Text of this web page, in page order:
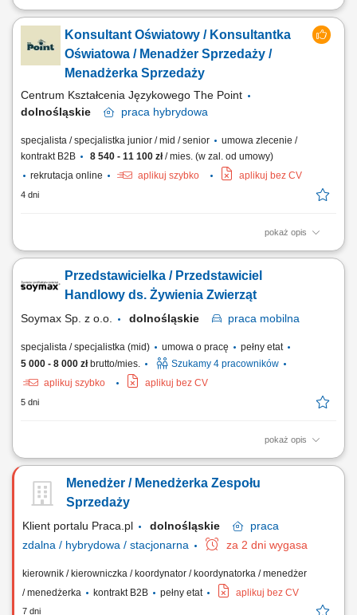
Opis stanowiska: Pozyskiwanie nowych partnerów biznesowych oraz
wielopłaszczyznowa rozbudowa portfela podmiotów z sektora
oświatowo-wychowawczego; Przeprowadzanie bezpośrednich spotkań
handlowych i prezentacja asortymentu wyposażenia, sprzętu
multimedialnego oraz materiałów wspierających...
Konsultant Oświatowy / Konsultantka
Oświatowa / Menadżer Sprzedaży /
Menadżerka Sprzedaży
Centrum Kształcenia Językowego The Point
dolnośląskie
praca hybrydowa
specjalista / specjalistka junior / mid / senior
umowa zlecenie /
kontrakt B2B
8 540 - 11 100 zł/ mies. (w zal. od umowy)
rekrutacja online
aplikuj szybko aplikuj bez CV
4 dni
pokaż opis
Czym zajmuje się Konsultant Oświatowy / Konsultantka Oświatowa?
szkolnej/akademickiej na spotkaniach w placówkach oświatowych
umówionych przez The Point. Umawianiem i przeprowadzaniem
Przedstawicielka / Przedstawiciel
Handlowy ds. Żywienia Zwierząt
Soymax Sp. z o.o. dolnośląskie praca mobilna
specjalista / specjalistka (mid) umowa o pracę
pełny etat
5 000 - 8 000 złbrutto/mies.
Szukamy 4 pracowników
aplikuj szybko
aplikuj bez CV
5 dni
pokaż opis
Poszukujemy Konsultantów ds. Żywienia w kilku lokalizacjach w Polsce.
bydła na wyznaczonym obszarze. Aktywne pozyskiwanie nowych
klientów oraz utrzymywanie długofalowych relacji z obecnymi
Menedżer / Menedżerka Zespołu
Sprzedaży
Klient portalu Praca.pl dolnośląskie
praca
zdalna / hybrydowa / stacjonarna
za 2 dni wygasa
kierownik / kierowniczka / koordynator / koordynatorka / menedżer
/ menedżerka
kontrakt B2B pełny etat aplikuj bez CV
7 dni